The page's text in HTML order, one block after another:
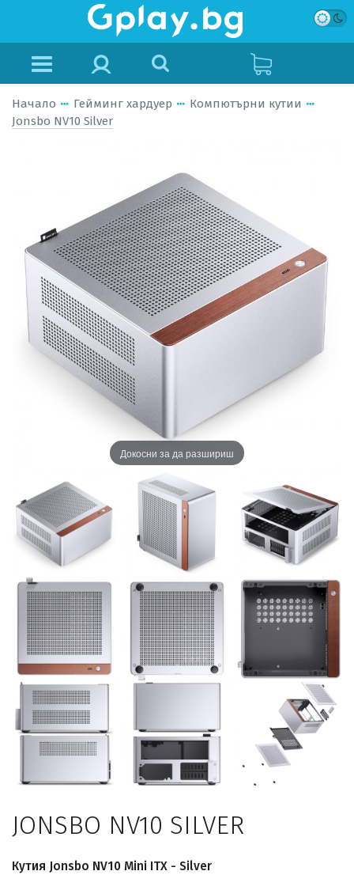
Начало Гейминг хардуер
Компютърни кутии
Jonsbo NV10 Silver
Докосни за да разшириш
JONSBO NV10 SILVER
Кутия Jonsbo NV10 Mini ITX - Silver